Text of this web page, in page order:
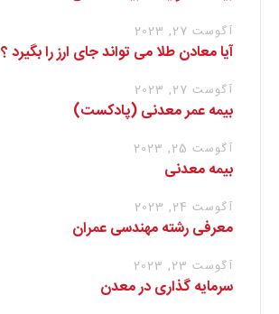
آگوست 27, 2023
آیا معادن طلا می تواند جای ارز را بگیرد ؟
آگوست 27, 2023
بیمه عمر معدنی (پادکست)
آگوست 25, 2023
بیمه معدنی
آگوست 24, 2023
معرفی رشته مهندسی عمران
آگوست 23, 2023
سرمایه گذاری در معدن